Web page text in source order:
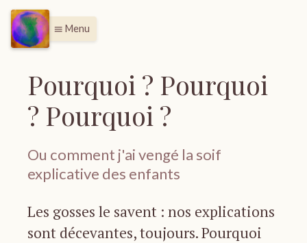
menu Menu
Pourquoi ? Pourquoi
? Pourquoi ?
Ou comment j'ai vengé la soif
explicative des enfants
Les gosses le savent : nos explications
sont décevantes, toujours. Pourquoi